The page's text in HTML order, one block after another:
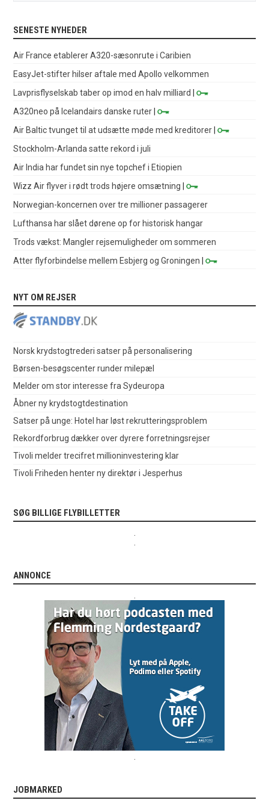
SENESTE NYHEDER
Air France etablerer A320-sæsonrute i Caribien
EasyJet-stifter hilser aftale med Apollo velkommen
Lavprisflyselskab taber op imod en halv milliard
|
A320neo på Icelandairs danske ruter |
Air Baltic tvunget til at udsætte møde med kreditorer |
Stockholm-Arlanda satte rekord i juli
Air India har fundet sin nye topchef i Etiopien
Wizz Air flyver i rødt trods højere omsætning |
Norwegian-koncernen over tre millioner passagerer
Lufthansa har slået dørene op for historisk hangar
Trods vækst: Mangler rejsemuligheder om sommeren
Atter flyforbindelse mellem Esbjerg og Groningen |
NYT OM REJSER
Norsk krydstogtrederi satser på personalisering
Børsen-besøgscenter runder milepæl
Melder om stor interesse fra Sydeuropa
Åbner ny krydstogtdestination
Satser på unge: Hotel har løst rekrutteringsproblem
Rekordforbrug dækker over dyrere forretningsrejser
Tivoli melder trecifret millioninvestering klar
Tivoli Friheden henter ny direktør i Jesperhus
SØG BILLIGE FLYBILLETTER
ANNONCE
JOBMARKED